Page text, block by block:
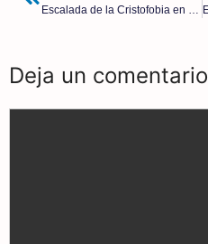
Deja un comentario